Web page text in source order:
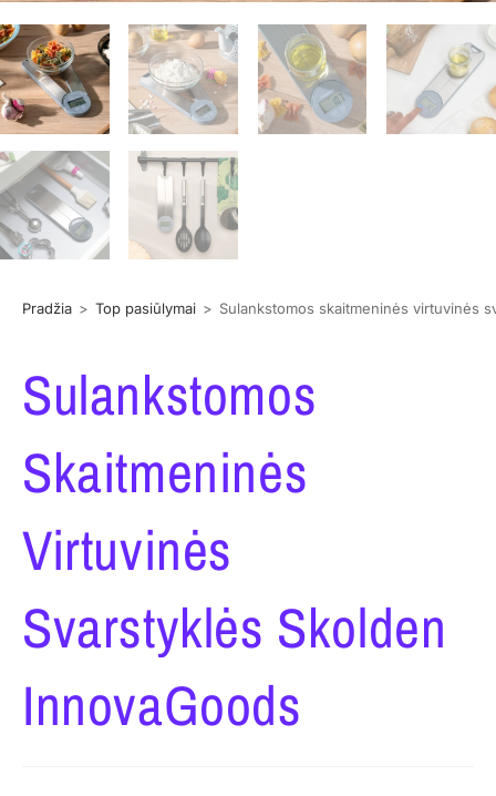
Pradžia > Top pasiūlymai > Sulankstomos skaitmeninės virtuvinės
Sulankstomos
Skaitmeninės
Virtuvinės
Svarstyklės Skolden
InnovaGoods